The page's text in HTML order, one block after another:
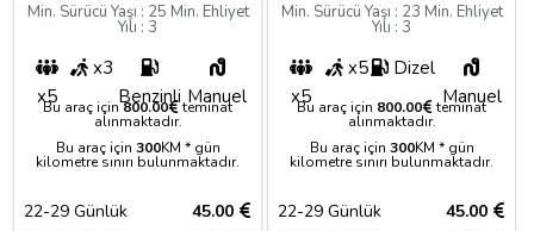
Min. Sürücü Yaşı : 25 Min. Ehliyet
Yılı : 3
x5
x3
Benzinli Manuel
Bu araç için800.00 teminat
alınmaktadır.
Bu araç için 300KM * gün
kilometre sınırı bulunmaktadır.
22-29 Günlük
45.00
Min. Sürücü Yaşı : 23 Min. Ehliyet
Yılı : 3
x5
x5
Dizel
Manuel
Bu araç için 800.00 teminat
alınmaktadır.
Bu araç için 300KM * gün
kilometre sınırı bulunmaktadır.
22-29 Günlük
45.00